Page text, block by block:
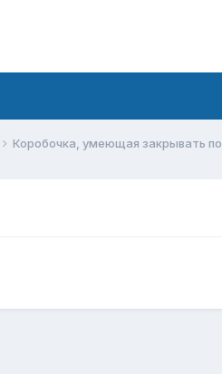
Коробочка, умеющая закрывать